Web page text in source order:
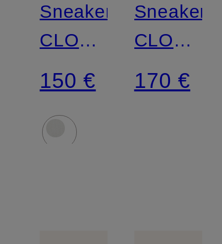
Sneaker
CLOUDNOVA
FORM
2
150 €
Sneaker
2
170 €